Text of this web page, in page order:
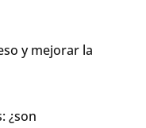
y mejorar la
¿son